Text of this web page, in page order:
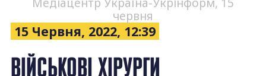
Медіацентр Україна-Укрінформ, 15
червня
15 Червня, 2022, 12:39
ВІЙСЬКОВІ ХІРУРГИ